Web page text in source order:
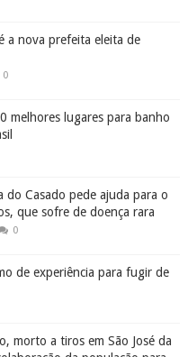
a nova prefeita eleita de
0
melhores lugares para banho
do Casado pede ajuda para o
que sofre de doença rara
0
de experiência para fugir de
morto a tiros em São José da